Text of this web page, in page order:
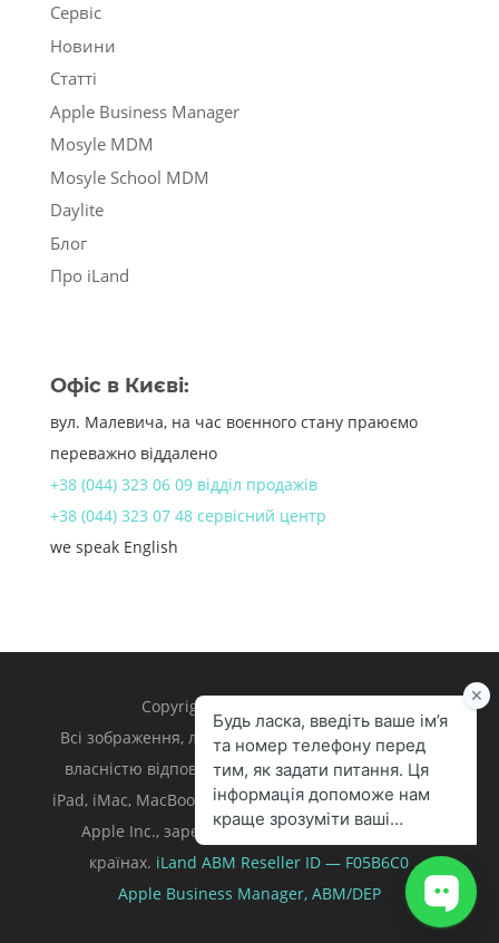
Сервіс
Новини
Статті
Apple Business Manager
Mosyle MDM
Mosyle School MDM
Daylite
Блог
Про iLand
Офіс в Києві:
вул. Малевича, на час воєнного стану праюємо
переважно віддалено
+38 (044) 323 06 09 відділ продажів
+38 (044) 323 07 48 сервісний центр
we speak English
Copyright 1998 – 2024 iLand.
Всі зображення, логотипи та торгівельні марки є
власністю відповідних власників. Apple, iPhone,
iPad, iMac, MacBook, Mac є торгівельними марками
Apple Inc., зареєстрованими у U.S. та інших
країнах. iLand ABM Reseller ID — F05B6C0
Apple Business Manager, ABM/DEP